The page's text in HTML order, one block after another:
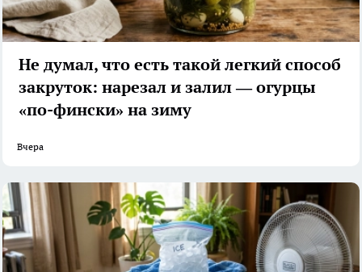
Не думал, что есть такой легкий способ
закруток: нарезал и залил — огурцы
«по-фински» на зиму
Вчера